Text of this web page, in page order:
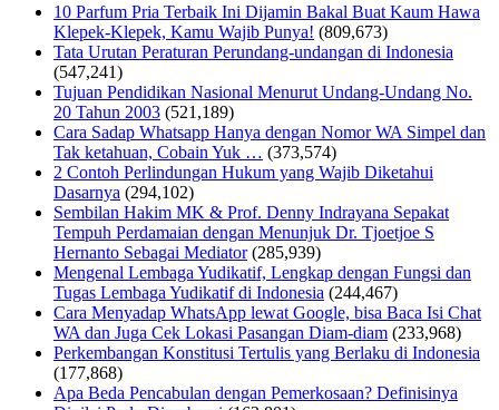
10 Parfum Pria Terbaik Ini Dijamin Bakal Buat Kaum Hawa
Klepek-Klepek, Kamu Wajib Punya! (809,673)
Tata Urutan Peraturan Perundang-undangan di Indonesia
(547,241)
Tujuan Pendidikan Nasional Menurut Undang-Undang No.
20 Tahun 2003 (521,189)
Cara Sadap Whatsapp Hanya dengan Nomor WA Simpel dan
Tak ketahuan, Cobain Yuk … (373,574)
2 Contoh Perlindungan Hukum yang Wajib Diketahui
Dasarnya (294,102)
Sembilan Hakim MK & Prof. Denny Indrayana Sepakat
Tempuh Perdamaian dengan Menunjuk Dr. Tjoetjoe S
Hernanto Sebagai Mediator (285,939)
Mengenal Lembaga Yudikatif, Lengkap dengan Fungsi dan
Tugas Lembaga Yudikatif di Indonesia (244,467)
Cara Menyadap WhatsApp lewat Google, bisa Baca Isi Chat
WA dan Juga Cek Lokasi Pasangan Diam-diam (233,968)
Perkembangan Konstitusi Tertulis yang Berlaku di Indonesia
(177,868)
Apa Beda Pencabulan dengan Pemerkosaan? Definisinya